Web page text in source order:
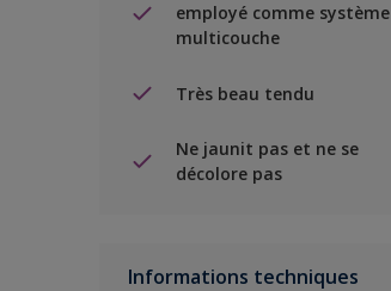
employé comme système
multicouche
Très beau tendu
Ne jaunit pas et ne se
décolore pas
Informations techniques